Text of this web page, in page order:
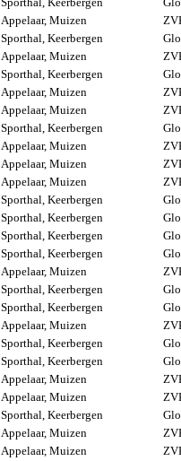
Appelaar, Muizen
Sporthal, Keerbergen
Appelaar, Muizen
Sporthal, Keerbergen
Appelaar, Muizen
Appelaar, Muizen
Sporthal, Keerbergen
Appelaar, Muizen
Appelaar, Muizen
Appelaar, Muizen
Sporthal, Keerbergen
Sporthal, Keerbergen
Sporthal, Keerbergen
Sporthal, Keerbergen
Appelaar, Muizen
Sporthal, Keerbergen
Sporthal, Keerbergen
Appelaar, Muizen
Sporthal, Keerbergen
Sporthal, Keerbergen
Appelaar, Muizen
Appelaar, Muizen
Sporthal, Keerbergen
Appelaar, Muizen
Appelaar, Muizen